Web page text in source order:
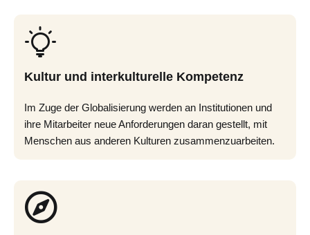
Kultur und interkulturelle Kompetenz
Im Zuge der Globalisierung werden an Institutionen und
ihre Mitarbeiter neue Anforderungen daran gestellt, mit
Menschen aus anderen Kulturen zusammenzuarbeiten.